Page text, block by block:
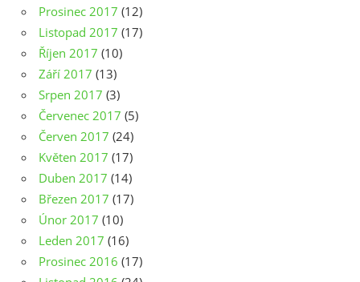
Prosinec 2017 (12)
Listopad 2017 (17)
Říjen 2017 (10)
Září 2017 (13)
Srpen 2017 (3)
Červenec 2017 (5)
Červen 2017 (24)
Květen 2017 (17)
Duben 2017 (14)
Březen 2017 (17)
Únor 2017 (10)
Leden 2017 (16)
Prosinec 2016 (17)